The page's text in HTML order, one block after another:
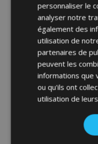
Toile pour
hatchback
personnaliser le
analyser notre
également des
utilisation de
partenaires de
peuvent les
informations que
ou qu'ils ont
utilisation de